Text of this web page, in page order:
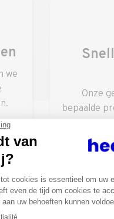
we
Onze
bepaalde
en